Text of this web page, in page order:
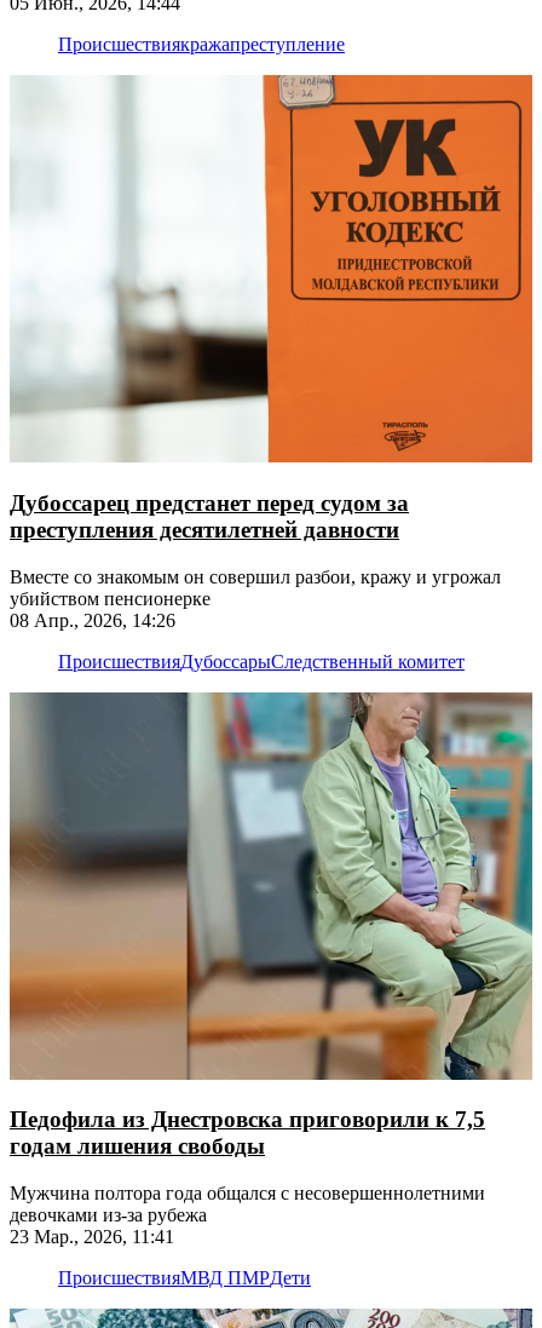
Происшествиякражапреступление
Дубоссарец предстанет перед судом за
преступления десятилетней давности
Вместе со знакомым он совершил разбои, кражу и угрожал
убийством пенсионерке
08 Апр., 2026, 14:26
ПроисшествияДубоссарыСледственный комитет
Педофила из Днестровска приговорили к 7,5
годам лишения свободы
Мужчина полтора года общался с несовершеннолетними
девочками из-за рубежа
23 Мар., 2026, 11:41
ПроисшествияМВД ПМРДети